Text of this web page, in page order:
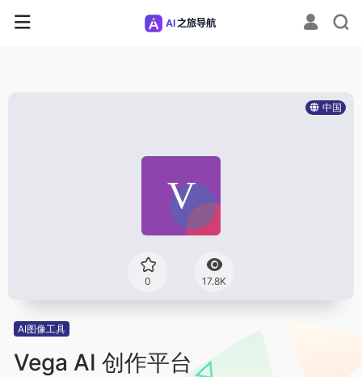
中国
0 17.8K
AI图像工具
Vega AI 创作平台